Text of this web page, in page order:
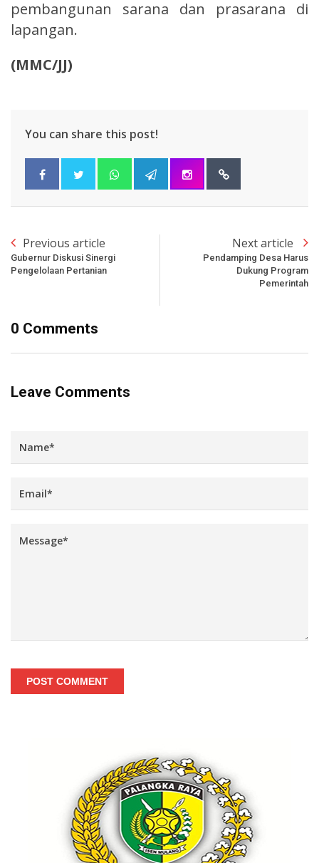
pembangunan sarana dan prasarana di
lapangan.
(MMC/JJ)
You can share this post!
Previous article
Gubernur Diskusi Sinergi
Pengelolaan Pertanian
Next article
Pendamping Desa Harus
Dukung Program
Pemerintah
0 Comments
Leave Comments
POST COMMENT